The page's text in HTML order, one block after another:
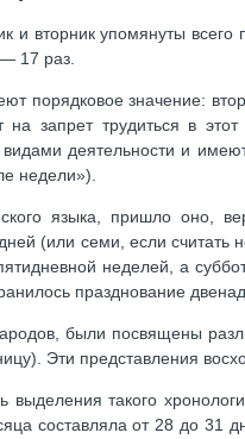
и вторник упомянуты
17 раз.
порядковое значение:
запрет трудиться в
деятельности и
недели»).
языка, пришло оно,
(или семи, если считать
неделей, а
празднование
были посвящены
Эти представления
такого
составляла от 28 до 31